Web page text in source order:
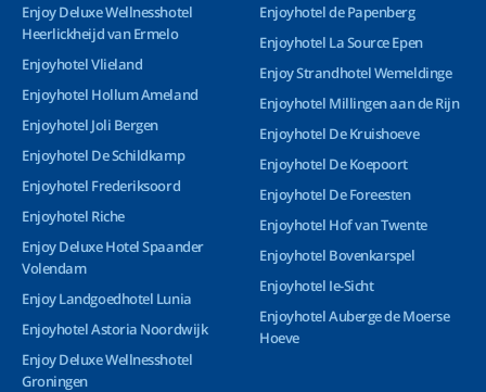
Enjoy Deluxe Wellnesshotel
Heerlickheijd van Ermelo
Enjoyhotel Vlieland
Enjoyhotel Hollum Ameland
Enjoyhotel Joli Bergen
Enjoyhotel De Schildkamp
Enjoyhotel Frederiksoord
Enjoyhotel Riche
Enjoy Deluxe Hotel Spaander
Volendam
Enjoy Landgoedhotel Lunia
Enjoyhotel Astoria Noordwijk
Enjoy Deluxe Wellnesshotel
Groningen
Enjoyhotel de Papenberg
Enjoyhotel La Source Epen
Enjoy Strandhotel Wemeldinge
Enjoyhotel Millingen aan de Rijn
Enjoyhotel De Kruishoeve
Enjoyhotel De Koepoort
Enjoyhotel De Foreesten
Enjoyhotel Hof van Twente
Enjoyhotel Bovenkarspel
Enjoyhotel Ie-Sicht
Enjoyhotel Auberge de Moerse
Hoeve